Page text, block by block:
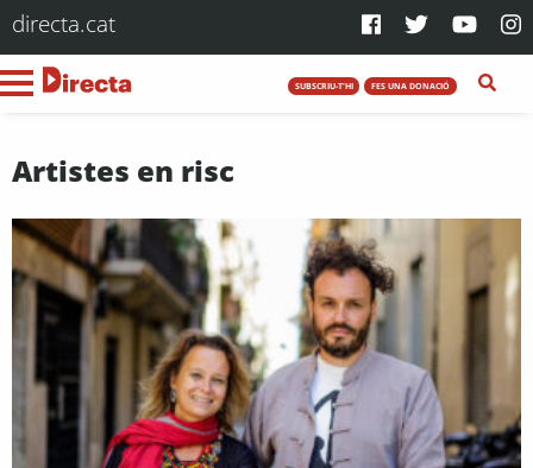
directa.cat
SUBSCRIU-T'HI FES UNA DONACIÓ
Artistes en risc